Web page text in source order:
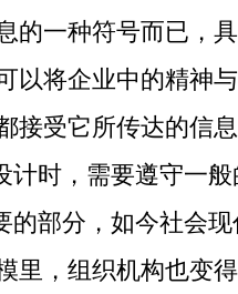
的一种符号而已，
以将企业中的精神
接受它所传达的信
计时，需要遵守一
的部分，如今社会
里，组织机构也变